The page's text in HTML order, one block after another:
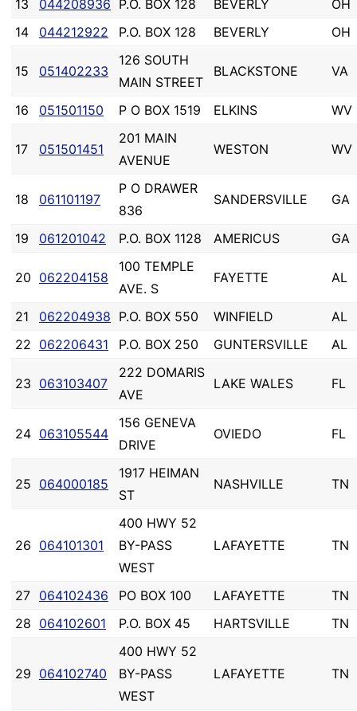
13 044208936 P.O. BOX 128 BEVERLY
OH
14
044212922 P.O. BOX 128 BEVERLY OH
15 051402233
126 SOUTH
MAIN STREET
BLACKSTONE VA
16 051501150 P O BOX 1519 ELKINS WV
17 051501451
201 MAIN
AVENUE
WESTON WV
18 061101197
P O DRAWER
836
SANDERSVILLE GA
19 061201042 P.O. BOX 1128 AMERICUS GA
20 062204158
100 TEMPLE
AVE. S
FAYETTE AL
21 062204938 P.O. BOX 550 WINFIELD
AL
22 062206431 P.O. BOX 250 GUNTERSVILLE AL
23 063103407
222 DOMARIS
AVE
LAKE WALES FL
24 063105544
156 GENEVA
DRIVE
OVIEDO FL
25 064000185
1917 HEIMAN
ST
NASHVILLE TN
26 064101301
400 HWY 52
BY-PASS
WEST
LAFAYETTE TN
27 064102436 PO BOX 100 LAFAYETTE
TN
28 064102601 P.O. BOX 45 HARTSVILLE TN
29 064102740
400 HWY 52
BY-PASS
WEST
LAFAYETTE TN